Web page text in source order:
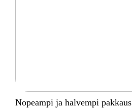
Nopeampi ja halvempi pakkaus